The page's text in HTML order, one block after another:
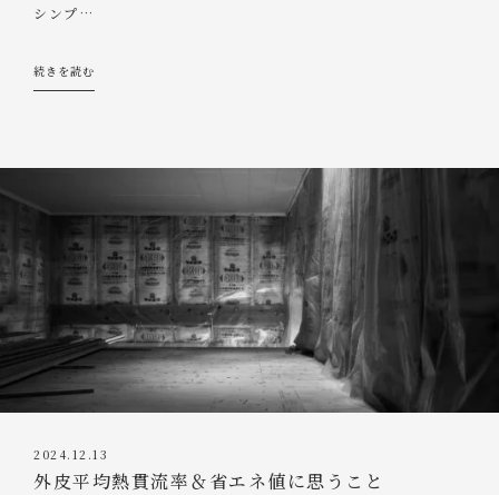
シンプ…
続きを読む
2024.12.13
外皮平均熱貫流率＆省エネ値に思うこと